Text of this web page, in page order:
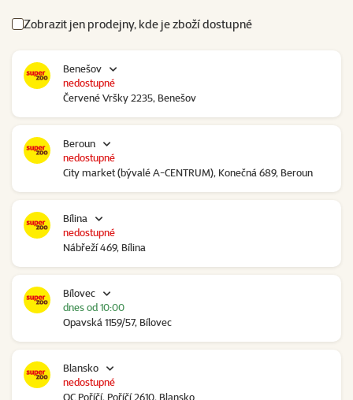
Zobrazit jen prodejny, kde je zboží dostupné
Benešov
Červené Vršky 2235, Benešov
nedostupné
Beroun
City market (bývalé A-CENTRUM), Konečná 689, Beroun
nedostupné
Bílina
Nábřeží 469, Bílina
nedostupné
Bílovec
Opavská 1159/57, Bílovec
dnes od 10:00
Blansko
OC Poříčí, Poříčí 2610, Blansko
nedostupné